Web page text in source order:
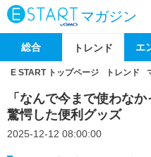
マガジン
総合 トレンド エ
E START トップページ トレンド
「なんで今まで使わな
驚愕した便利グッズ
2025-12-12 08:00:00